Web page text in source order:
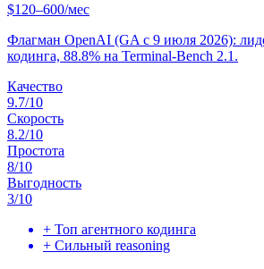
$120–600/мес
Флагман OpenAI (GA с 9 июля 2026):
кодинга, 88.8% на Terminal-Bench 2.1.
Качество
9.7/10
Скорость
8.2/10
Простота
8/10
Выгодность
3/10
+ Топ агентного кодинга
+ Сильный reasoning